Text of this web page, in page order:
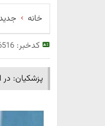
خانه
کدخبر:
پزشکیان: در